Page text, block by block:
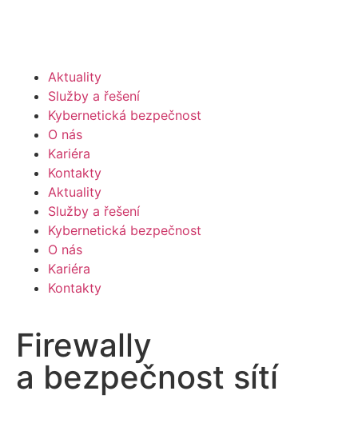
Aktuality
Služby a řešení
Kybernetická bezpečnost
O nás
Kariéra
Kontakty
Aktuality
Služby a řešení
Kybernetická bezpečnost
O nás
Kariéra
Kontakty
Firewally
a bezpečnost sítí